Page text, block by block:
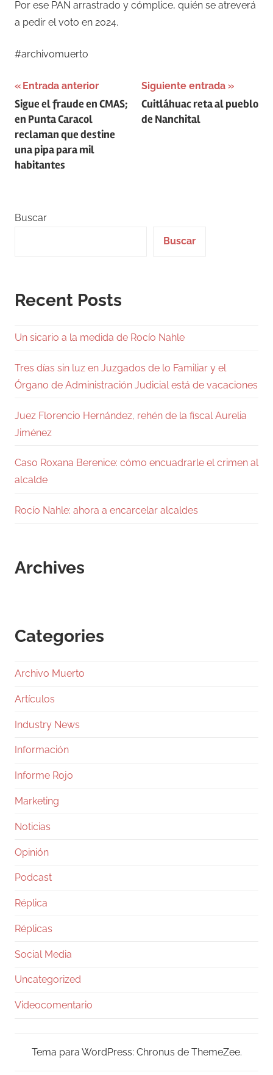
Por ese PAN arrastrado y cómplice, quién se atreverá
a pedir el voto en 2024.
#archivomuerto
Navegación
de
entradas
Entrada anterior
Sigue el fraude en CMAS;
en Punta Caracol
reclaman que destine
una pipa para mil
habitantes
Siguiente entrada
Cuitláhuac reta al pueblo
de Nanchital
Buscar
Buscar
Recent Posts
Un sicario a la medida de Rocío Nahle
Tres días sin luz en Juzgados de lo Familiar y el
Órgano de Administración Judicial está de vacaciones
Juez Florencio Hernández, rehén de la fiscal Aurelia
Jiménez
Caso Roxana Berenice: cómo encuadrarle el crimen al
alcalde
Rocío Nahle: ahora a encarcelar alcaldes
Archives
Categories
Archivo Muerto
Artículos
Industry News
Información
Informe Rojo
Marketing
Noticias
Opinión
Podcast
Réplica
Réplicas
Social Media
Uncategorized
Videocomentario
Tema para WordPress: Chronus de ThemeZee.